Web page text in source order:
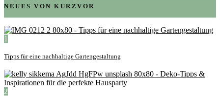
NEUES VON KURZVOR
1
Tipps für eine nachhaltige Gartengestaltung
2